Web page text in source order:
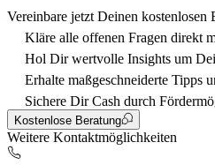
Vereinbare jetzt Deinen kostenlosen
Kläre alle offenen Fragen direkt
Hol Dir wertvolle Insights um
Erhalte maßgeschneiderte Tipps
Sichere Dir Cash durch
Kostenlose Beratung
Weitere Kontaktmöglichkeiten